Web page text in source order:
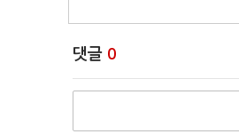
댓글 0